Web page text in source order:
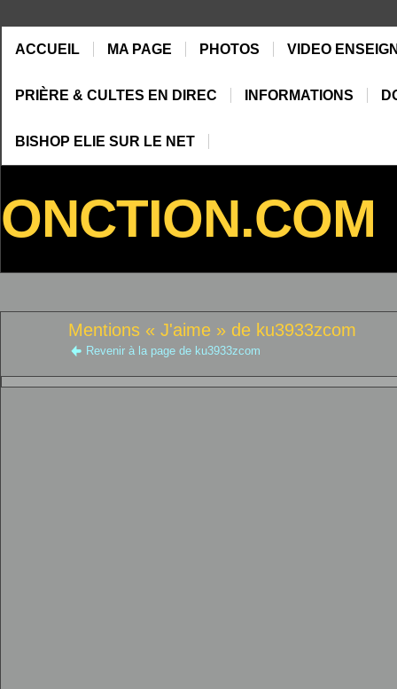
ACCUEIL MA PAGE PHOTOS VIDEO
PRIÈRE & CULTES EN DIREC INFORMATIONS
BISHOP ELIE SUR LE NET
ONCTION.COM
Mentions « J'aime » de ku3933zcom
Revenir à la page de ku3933zcom